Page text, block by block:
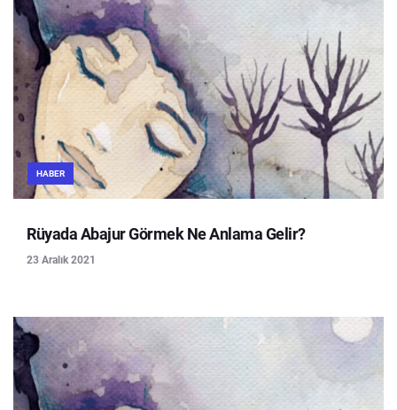
HABER
Rüyada Abajur Görmek Ne Anlama Gelir?
23 Aralık 2021